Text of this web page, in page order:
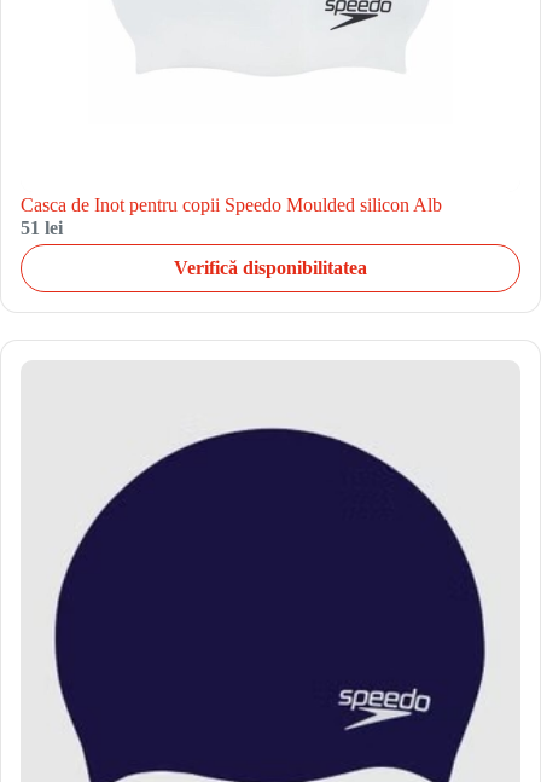
Casca de Inot pentru copii Speedo Moulded silicon Alb
51 lei
Verifică disponibilitatea